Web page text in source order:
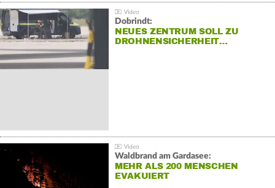
Dobrindt:
NEUES ZENTRUM SOLL ZU
DROHNENSICHERHEIT…
Waldbrand am Gardasee:
MEHR ALS 200 MENSCHEN
EVAKUIERT